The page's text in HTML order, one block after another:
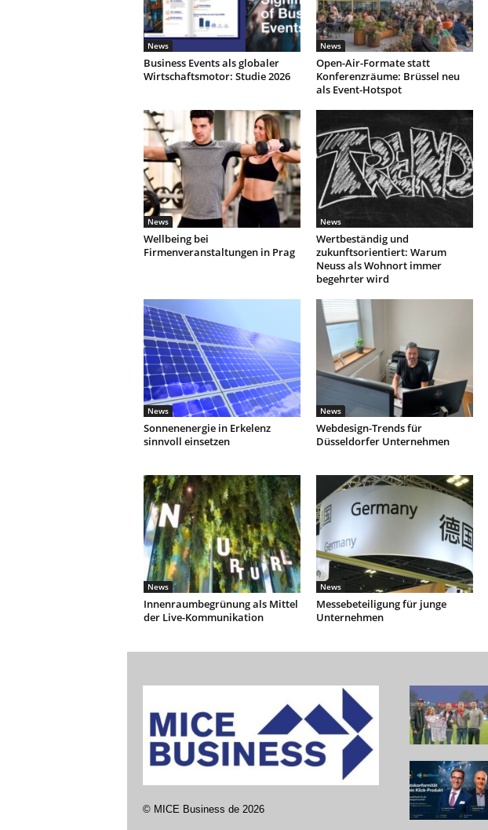
News
Business Events als globaler
Wirtschaftsmotor: Studie 2026
News
Open-Air-Formate statt
Konferenzräume: Brüssel neu
als Event-Hotspot
News
Wellbeing bei
Firmenveranstaltungen in Prag
News
Wertbeständig und
zukunftsorientiert: Warum
Neuss als Wohnort immer
begehrter wird
News
Sonnenenergie in Erkelenz
sinnvoll einsetzen
News
Webdesign-Trends für
Düsseldorfer Unternehmen
News
Innenraumbegrünung als Mittel
der Live-Kommunikation
News
Messebeteiligung für junge
Unternehmen
© MICE Business de2026